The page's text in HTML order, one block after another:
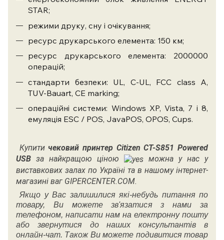
STAR;
режими друку, сну і очікування;
ресурс друкарського елемента: 150 км;
ресурс друкарського елемента: 2000000
операцій;
стандарти безпеки: UL, C-UL, FCC class A,
TUV-Bauart, CE marking;
операційні системи: Windows XP, Vista, 7 і 8,
емуляція ESC / POS, JavaPOS, OPOS, Cups.
Купити чековий принтер Citizen CT-S851 Powered
USB за найкращою ціною
можна у нас у
виставкових залах по Україні та в нашому інтернет-
магазині ваг GIPERCENTER.COM.
Якщо у Вас залишилися які-небудь питання по
товару, Ви можете зв'язатися з нами за
телефоном, написати нам на електронну пошту
або звернутися до наших консультантів в
онлайн-чат. Також Ви можете подивитися товар